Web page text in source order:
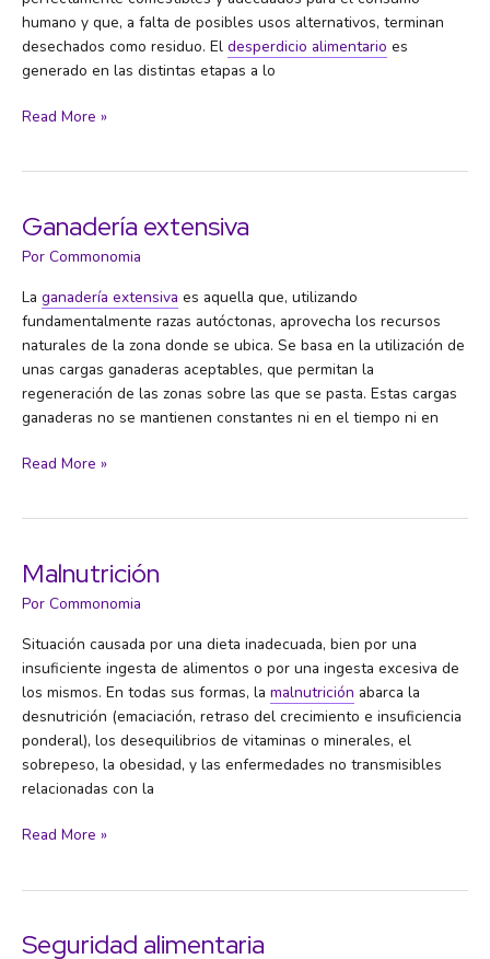
humano y que, a falta de posibles usos alternativos, terminan
desechados como residuo. El desperdicio alimentario es
generado en las distintas etapas a lo
Desperdicio
Read More »
Ganadería extensiva
Por Commonomia
La ganadería extensiva es aquella que, utilizando
fundamentalmente razas autóctonas, aprovecha los recursos
naturales de la zona donde se ubica. Se basa en la utilización de
unas cargas ganaderas aceptables, que permitan la
regeneración de las zonas sobre las que se pasta. Estas cargas
ganaderas no se mantienen constantes ni en el tiempo ni en
Ganadería
Read More »
Malnutrición
Por Commonomia
Situación causada por una dieta inadecuada, bien por una
insuficiente ingesta de alimentos o por una ingesta excesiva de
los mismos. En todas sus formas, la malnutrición abarca la
desnutrición (emaciación, retraso del crecimiento e insuficiencia
ponderal), los desequilibrios de vitaminas o minerales, el
sobrepeso, la obesidad, y las enfermedades no transmisibles
relacionadas con la
Malnutrición
Read More »
Seguridad alimentaria